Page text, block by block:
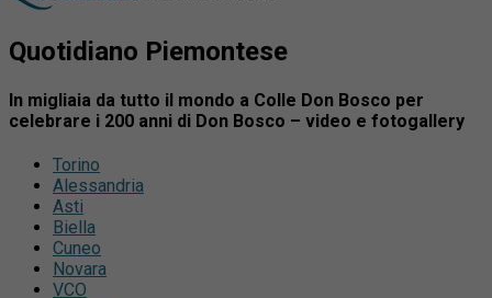
Quotidiano Piemontese
In migliaia da tutto il mondo a Colle Don Bosco per
celebrare i 200 anni di Don Bosco – video e fotogallery
Torino
Alessandria
Asti
Biella
Cuneo
Novara
VCO